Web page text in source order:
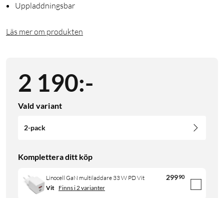
Uppladdningsbar
Läs mer om produkten
2 190:-
Vald variant
2-pack
Komplettera ditt köp
Linocell GaN multiladdare 33 W PD Vit 29990
Vit Finns i 2 varianter